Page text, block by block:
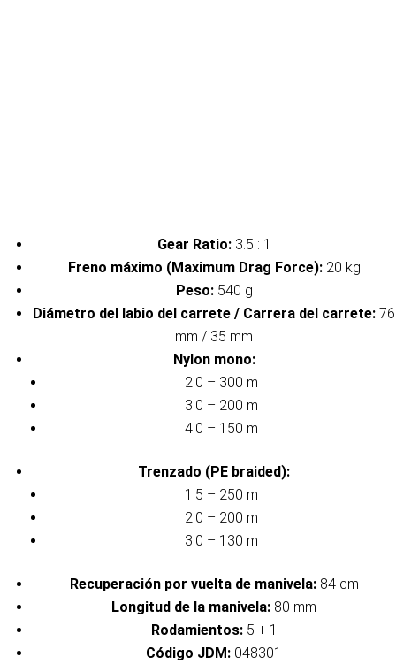
Gear Ratio:3.5 : 1
Freno máximo (Maximum Drag Force):20 kg
Peso:540 g
Diámetro del labio del carrete / Carrera del carrete: 76
mm / 35 mm
Nylon mono:
2.0 – 300 m
3.0 – 200 m
4.0 – 150 m
Trenzado (PE braided):
1.5 – 250 m
2.0 – 200 m
3.0 – 130 m
Recuperación por vuelta de manivela:84 cm
Longitud de la manivela: 80 mm
Rodamientos:5 + 1
Código JDM: 048301